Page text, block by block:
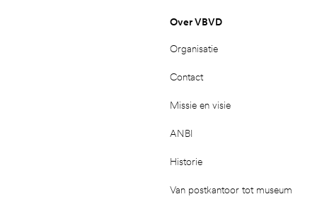
Over VBVD
Organisatie
Contact
Missie en visie
ANBI
Historie
Van postkantoor tot museum